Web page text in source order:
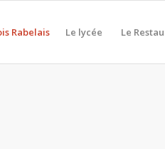
Le lycée Le